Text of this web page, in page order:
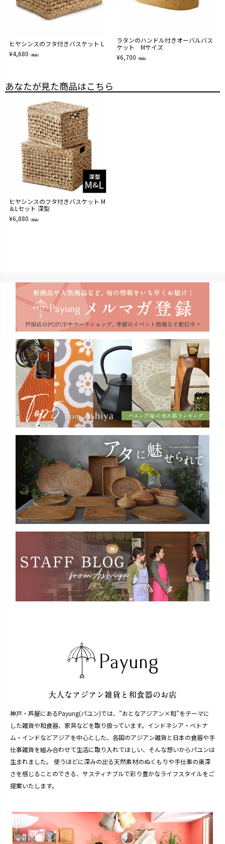
ヒヤシンスのフタ付きバスケット L
¥4,680 （税込）
ラタンのハンドル付きオーバルバス
ケット Mサイズ
¥6,700 （税込）
あなたが見た商品はこちら
ヒヤシンスのフタ付きバスケット M
＆Lセット 深型
¥6,880 （税込）
神戸・芦屋にあるPayung(パユン)では、”おとなアジアン×和”をテーマに
した雑貨や和食器、家具などを取り扱っています。インドネシア・ベトナ
ム・インドなどアジアを中心とした、各国のアジアン雑貨と日本の食器や手
仕事雑貨を組み合わせて生活に取り入れてほしい、そんな想いからパユンは
生まれました。 使うほどに深みの出る天然素材のぬくもりや手仕事の奥深
さを感じることのできる、サスティナブルで彩り豊かなライフスタイルをご
提案いたします。